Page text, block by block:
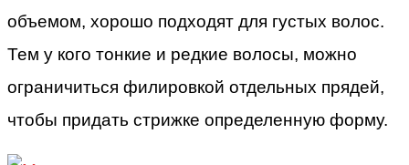
объемом, хорошо подходят для густых волос.
Тем у кого тонкие и редкие волосы, можно
ограничиться филировкой отдельных прядей,
чтобы придать стрижке определенную форму.